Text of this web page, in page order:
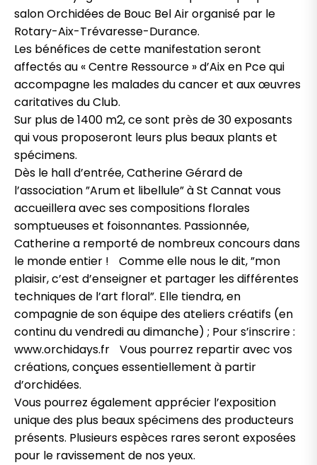
salon Orchidées de Bouc Bel Air organisé par le
Rotary-Aix-Trévaresse-Durance.
Les bénéfices de cette manifestation seront
affectés au « Centre Ressource » d’Aix en Pce qui
accompagne les malades du cancer et aux œuvres
caritatives du Club.
Sur plus de 1400 m2, ce sont près de 30 exposants
qui vous proposeront leurs plus beaux plants et
spécimens.
Dès le hall d’entrée, Catherine Gérard de
l’association ”Arum et libellule” à St Cannat vous
accueillera avec ses compositions florales
somptueuses et foisonnantes. Passionnée,
Catherine a remporté de nombreux concours dans
le monde entier ! Comme elle nous le dit, ”mon
plaisir, c’est d’enseigner et partager les différentes
techniques de l’art floral”. Elle tiendra, en
compagnie de son équipe des ateliers créatifs (en
continu du vendredi au dimanche) ; Pour s’inscrire :
www.orchidays.fr Vous pourrez repartir avec vos
créations, conçues essentiellement à partir
d’orchidées.
Vous pourrez également apprécier l’exposition
unique des plus beaux spécimens des producteurs
présents. Plusieurs espèces rares seront exposées
pour le ravissement de nos yeux.